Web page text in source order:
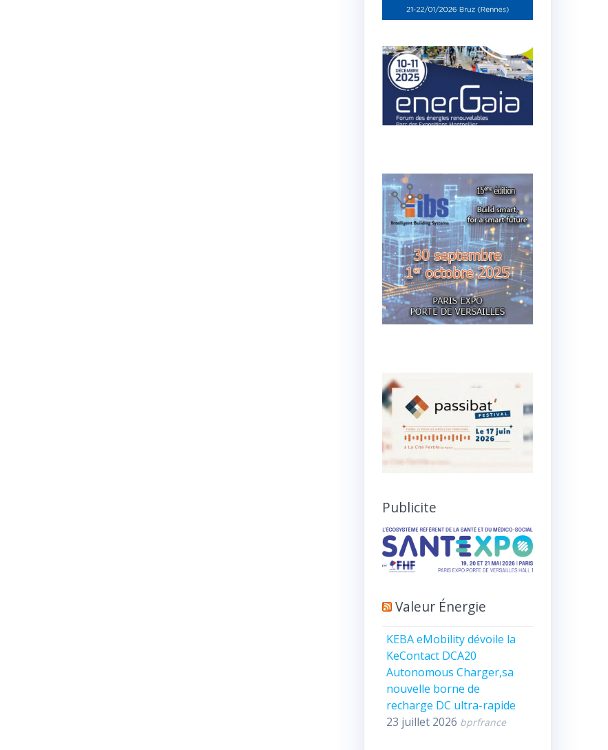
Publicite
Valeur Énergie
KEBA eMobility dévoile la
KeContact DCA20
Autonomous Charger,sa
nouvelle borne de
recharge DC ultra-rapide
23 juillet 2026 bprfrance